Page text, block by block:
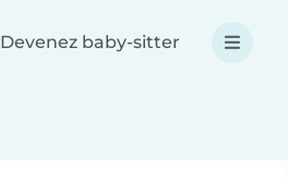
Devenez baby-sitter